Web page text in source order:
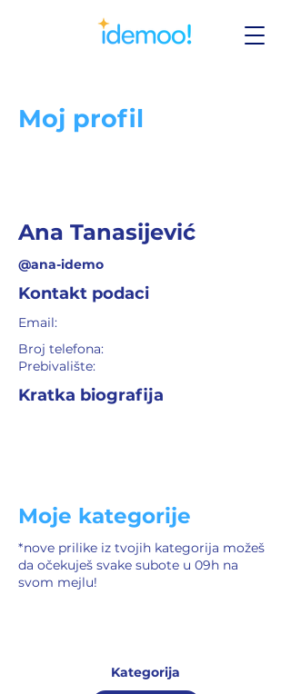
Moj profil
Ana Tanasijević
@ana-idemo
Kontakt podaci
Email:
Broj telefona:
Prebivalište:
Kratka biografija
Moje kategorije
*nove prilike iz tvojih kategorija možeš
da očekuješ svake subote u 09h na
svom mejlu!
Kategorija